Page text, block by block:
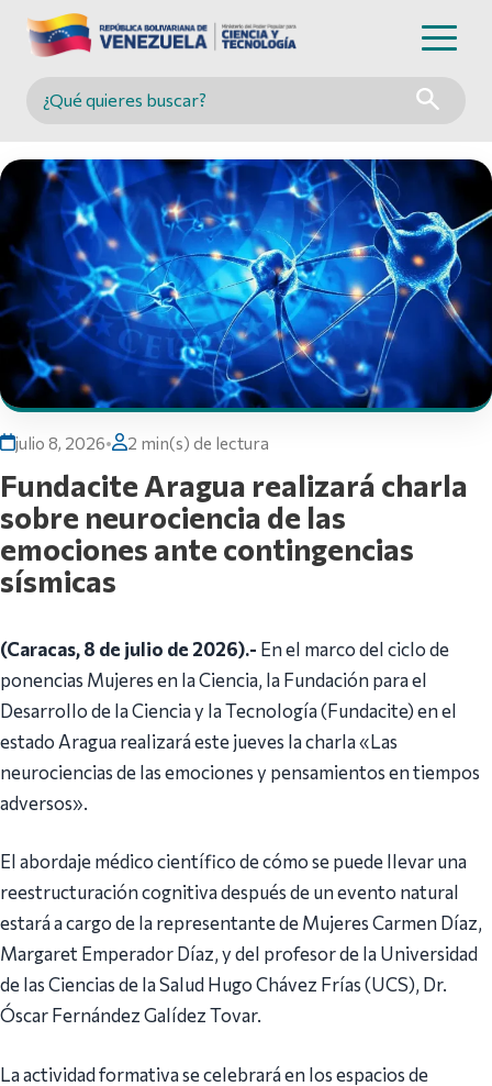
Buscar en MINCYT
julio 8, 2026• 2 min(s) de lectura
Fundacite Aragua realizará charla
sobre neurociencia de las
emociones ante contingencias
sísmicas
(Caracas, 8 de julio de 2026).- En el marco del ciclo de
ponencias Mujeres en la Ciencia, la Fundación para el
Desarrollo de la Ciencia y la Tecnología (Fundacite) en el
estado Aragua realizará este jueves la charla «Las
neurociencias de las emociones y pensamientos en tiempos
adversos».
El abordaje médico científico de cómo se puede llevar una
reestructuración cognitiva después de un evento natural
estará a cargo de la representante de Mujeres Carmen Díaz,
Margaret Emperador Díaz, y del profesor de la Universidad
de las Ciencias de la Salud Hugo Chávez Frías (UCS), Dr.
Óscar Fernández Galídez Tovar.
La actividad formativa se celebrará en los espacios de